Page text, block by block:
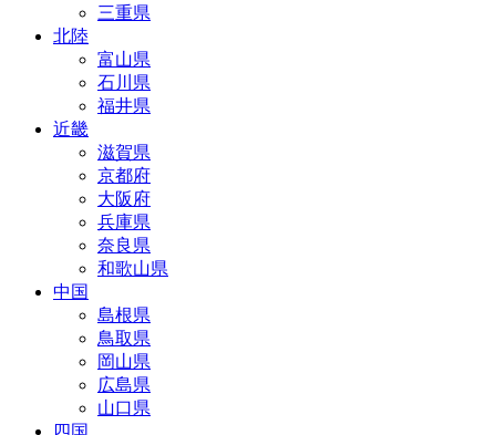
三重県
北陸
富山県
石川県
福井県
近畿
滋賀県
京都府
大阪府
兵庫県
奈良県
和歌山県
中国
島根県
鳥取県
岡山県
広島県
山口県
四国